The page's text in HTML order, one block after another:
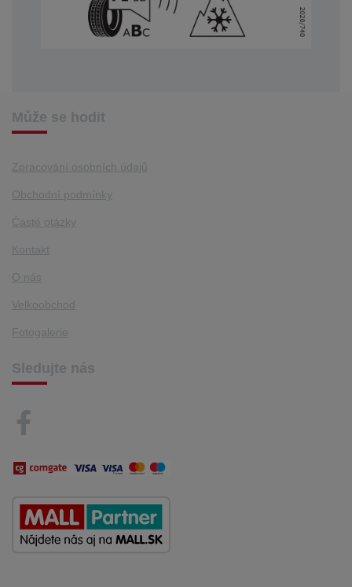
Může se hodit
Zpracování osobních údajů
Obchodní podmínky
Časté otázky
Kontakt
O nás
Velkoobchod
Fotogalerie
Sledujte nás